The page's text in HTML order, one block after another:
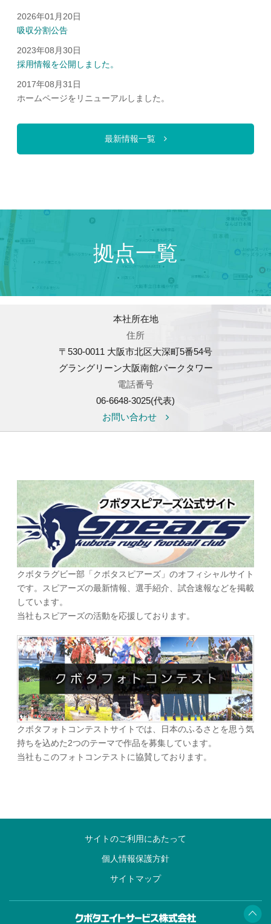
2026年01月20日
吸収分割公告
2023年08月30日
採用情報を公開しました。
2017年08月31日
ホームページをリニューアルしました。
最新情報一覧
拠点一覧
本社所在地
住所
〒530-0011 大阪市北区大深町5番54号
グラングリーン大阪南館パークタワー
電話番号
06-6648-3025(代表)
お問い合わせ
クボタラグビー部「クボタスピアーズ」のオフィシャルサイト
です。スピアーズの最新情報、選手紹介、試合速報などを掲載
しています。
当社もスピアーズの活動を応援しております。
クボタフォトコンテストサイトでは、日本のふるさとを思う気
持ちを込めた2つのテーマで作品を募集しています。
当社もこのフォトコンテストに協賛しております。
サイトのご利用にあたって
個人情報保護方針
サイトマップ